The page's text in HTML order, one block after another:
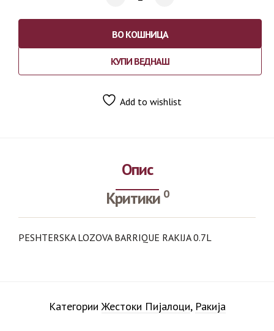
ВО КОШНИЦА
КУПИ ВЕДНАШ
Add to wishlist
Опис
Критики 0
PESHTERSKA LOZOVA BARRIQUE RAKIJA 0.7L
КатегорииЖестоки Пијалоци, Ракија